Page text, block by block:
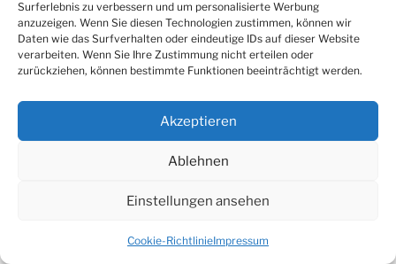
Surferlebnis zu verbessern und um personalisierte Werbung
anzuzeigen. Wenn Sie diesen Technologien zustimmen, können wir
Daten wie das Surfverhalten oder eindeutige IDs auf dieser Website
verarbeiten. Wenn Sie Ihre Zustimmung nicht erteilen oder
zurückziehen, können bestimmte Funktionen beeinträchtigt werden.
Akzeptieren
Ablehnen
Einstellungen ansehen
Cookie-RichtlinieImpressum
Stolz präsentiert von WordPress